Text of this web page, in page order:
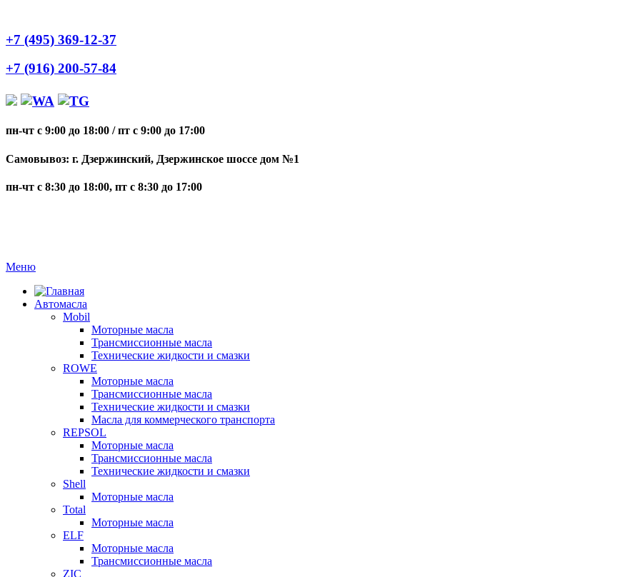
+7 (495) 369-12-37
+7 (916) 200-57-84
пн-чт с 9:00 до 18:00 /пт с 9:00 до 17:00
Самовывоз: г. Дзержинский, Дзержинское шоссе дом №1
пн-чт с 8:30 до 18:00, пт с 8:30 до 17:00
Меню
Автомасла
Mobil
Моторные масла
Трансмиссионные масла
Технические жидкости и смазки
ROWE
Моторные масла
Трансмиссионные масла
Технические жидкости и смазки
Масла для коммерческого транспорта
REPSOL
Моторные масла
Трансмиссионные масла
Технические жидкости и смазки
Shell
Моторные масла
Total
Моторные масла
ELF
Моторные масла
Трансмиссионные масла
ZIC